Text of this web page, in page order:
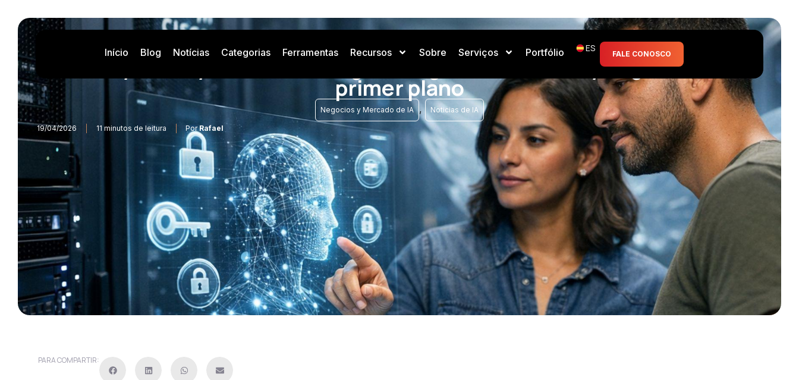
Início Blog Notícias Categorias Ferramentas Recursos Sobre Serviços Portfólio ES
FALE CONOSCO
Cisco y el Proyecto Glasswing: Inteligencia artificial y seguridad en
primer plano
Negocios y Mercado de IA , Noticias de IA
19/04/2026 11 minutos de leitura PorRafael
PARA COMPARTIR: